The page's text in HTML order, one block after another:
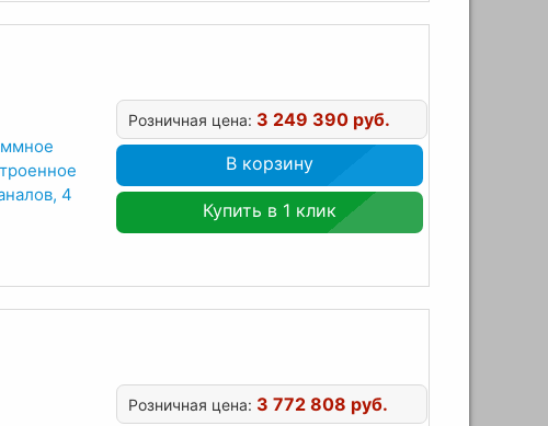
4
Розничная цена: 3 249 390 руб.
В корзину
Купить в 1 клик
Розничная цена: 3 772 808 руб.